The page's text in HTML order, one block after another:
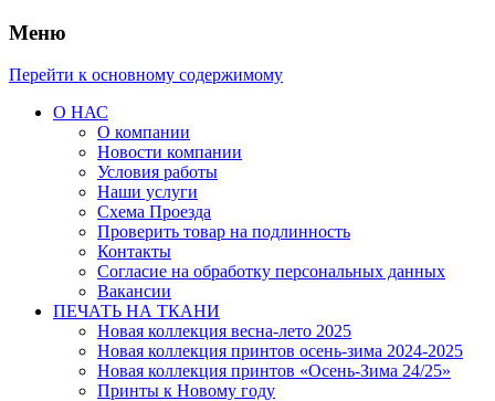
Меню
Перейти к основному содержимому
О НАС
О компании
Новости компании
Условия работы
Наши услуги
Схема Проезда
Проверить товар на подлинность
Контакты
Согласие на обработку персональных данных
Вакансии
ПЕЧАТЬ НА ТКАНИ
Новая коллекция весна-лето 2025
Новая коллекция принтов осень-зима 2024-2025
Новая коллекция принтов «Осень-Зима 24/25»
Принты к Новому году